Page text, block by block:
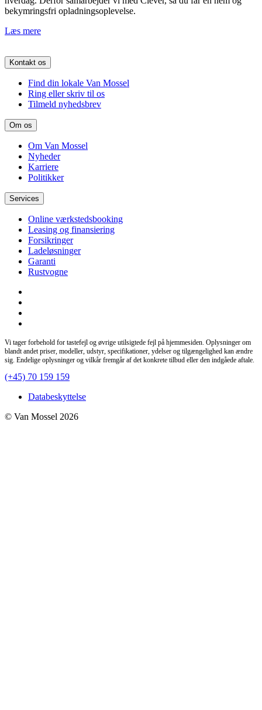
bekymringsfri opladningsoplevelse.
Læs mere
Kontakt os
Find din lokale Van Mossel
Ring eller skriv til os
Tilmeld nyhedsbrev
Om os
Om Van Mossel
Nyheder
Karriere
Politikker
Services
Online værkstedsbooking
Leasing og finansiering
Forsikringer
Ladeløsninger
Garanti
Rustvogne
Vi tager forbehold for tastefejl og øvrige utilsigtede fejl på hjemmesiden. Oplysninger om
blandt andet priser, modeller, udstyr, specifikationer, ydelser og tilgængelighed kan ændre
sig. Endelige oplysninger og vilkår fremgår af det konkrete tilbud eller den indgåede aftale.
(+45) 70 159 159
Databeskyttelse
© Van Mossel 2026